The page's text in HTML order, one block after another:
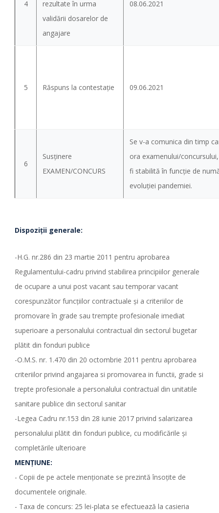
4
rezultate în urma
validării dosarelor de
angajare
08.06.2021
5 Răspuns la contestație 09.06.2021
6
Susținere
EXAMEN/CONCURS
Se v-a comunica din timp
ora examenului/
fi stabilită în funcție de
evoluției pandemiei.
Dispoziții generale:
-H.G. nr.286 din 23 martie 2011 pentru aprobarea
Regulamentului-cadru privind stabilirea principiilor generale
de ocupare a unui post vacant sau temporar vacant
corespunzător funcţiilor contractuale şi a criteriilor de
promovare în grade sau trempte profesionale imediat
superioare a personalului contractual din sectorul bugetar
plătit din fonduri publice
-O.M.S. nr. 1.470 din 20 octombrie 2011 pentru aprobarea
criteriilor privind angajarea si promovarea in functii, grade si
trepte profesionale a personalului contractual din unitatile
sanitare publice din sectorul sanitar
-Legea Cadru nr.153 din 28 iunie 2017 privind salarizarea
personalului plătit din fonduri publice, cu modificările şi
completările ulterioare
MENŢIUNE:
- Copii de pe actele menţionate se prezintă însoţite de
documentele originale.
- Taxa de concurs: 25 lei-plata se efectuează la casieria